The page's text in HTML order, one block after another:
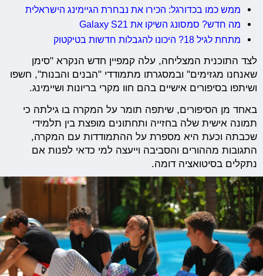
ממש כמו בכדורגל: הכירו את נבחרת הגיימינג הישראלית
מה חדש? סמסונג השיקו את Galaxy S21
מתחת לגיל 18? היכונו להגבלות חדשות בטיקטוק
לצד התוכנית המצליחה, עלה קמפיין חדש הנקרא "סימן
שאנחנו מגזימים" ובמסגרתו מתמודדי "הבנים והבנות", חשפו
ושיתפו בסיפורים אישיים בהם חוו מקרי בריונות ושיימינג.
באחד מן הסיפורים, שיתפה תומר על המקרה בו גילתה כי
תמונה אישית שלה בחזייה ותחתונים מופצת בין תלמידי
שכבתה וכעת היא מספרת על ההתמודדות עם המקרה,
התגובות מההורים והסביבה וייעצה למי כדאי לפנות אם
נתקלים בסיטואציה דומה.